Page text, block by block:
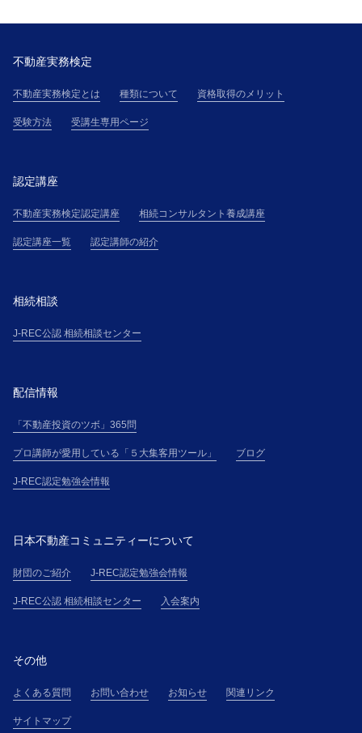
不動産実務検定
不動産実務検定とは 種類について 資格取得のメリット
受験方法 受講生専用ページ
認定講座
不動産実務検定認定講座 相続コンサルタント養成講座
認定講座一覧 認定講師の紹介
相続相談
J-REC公認 相続相談センター
配信情報
「不動産投資のツボ」365問
プロ講師が愛用している「５大集客用ツール」 ブログ
J-REC認定勉強会情報
日本不動産コミュニティーについて
財団のご紹介 J-REC認定勉強会情報
J-REC公認 相続相談センター 入会案内
その他
よくある質問 お問い合わせ お知らせ 関連リンク
サイトマップ